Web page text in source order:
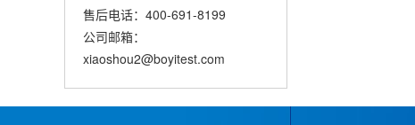
售后电话：400-691-8199
公司邮箱：
xiaoshou2@boyitest.com